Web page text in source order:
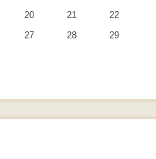
20 21
22
27 28
29